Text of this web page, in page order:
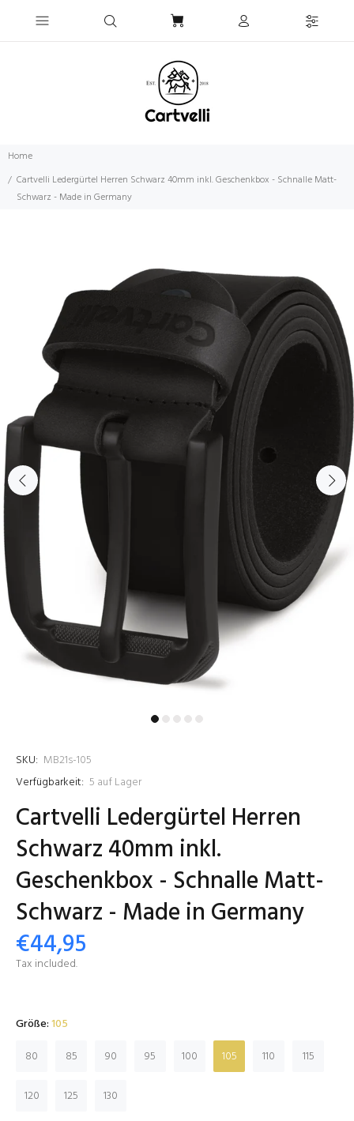
Home
Cartvelli Ledergürtel Herren Schwarz 40mm inkl. Geschenkbox - Schnalle Matt-
Schwarz - Made in Germany
SKU: MB21s-105
Verfügbarkeit: 5 auf Lager
Cartvelli Ledergürtel Herren
Schwarz 40mm inkl.
Geschenkbox - Schnalle Matt-
Schwarz - Made in Germany
€44,95
Tax included.
Größe:105
80
85 90 95 100 105 110 115
120 125 130